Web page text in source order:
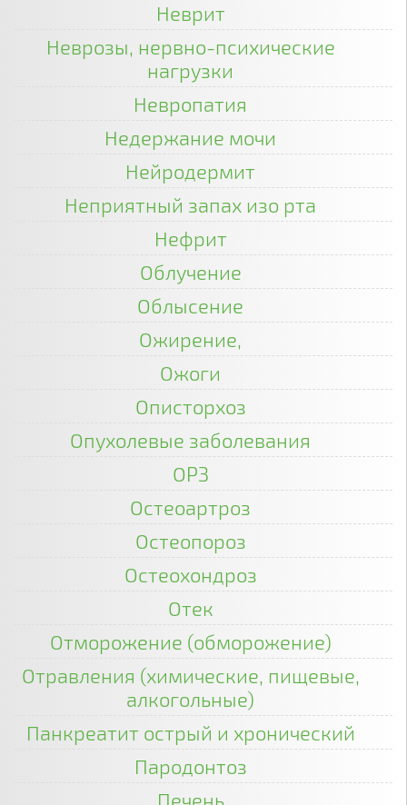
Неврит
Неврозы, нервно-психические
нагрузки
Невропатия
Недержание мочи
Нейродермит
Неприятный запах изо рта
Нефрит
Облучение
Облысение
Ожирение,
Ожоги
Описторхоз
Опухолевые заболевания
ОРЗ
Остеоартроз
Остеопороз
Остеохондроз
Отек
Отморожение (обморожение)
Отравления (химические, пищевые,
алкогольные)
Панкреатит острый и хронический
Пародонтоз
Печень